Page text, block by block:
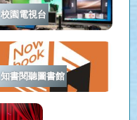
校園電視台
知書閱聽圖書館